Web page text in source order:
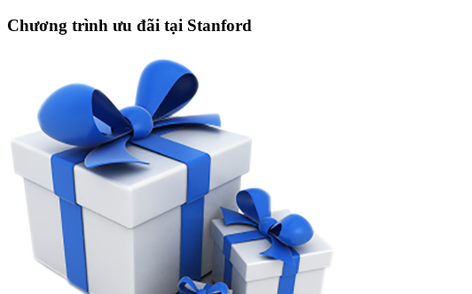
Chương trình ưu đãi tại Stanford